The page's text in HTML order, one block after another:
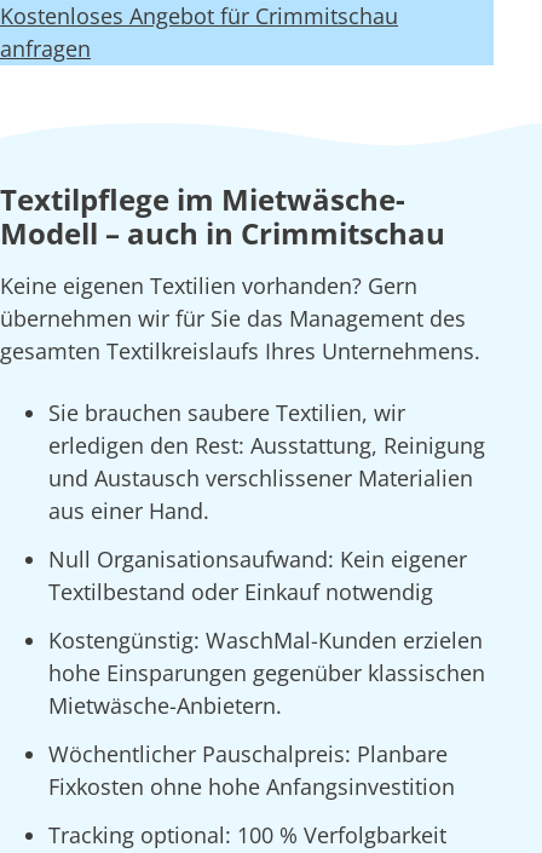
Kostenloses Angebot für Crimmitschau
anfragen
Textilpflege im Mietwäsche-
Modell – auch in Crimmitschau
Keine eigenen Textilien vorhanden? Gern
übernehmen wir für Sie das Management des
gesamten Textilkreislaufs Ihres Unternehmens.
Sie brauchen saubere Textilien, wir
erledigen den Rest: Ausstattung, Reinigung
und Austausch verschlissener Materialien
aus einer Hand.
Null Organisationsaufwand: Kein eigener
Textilbestand oder Einkauf notwendig
Kostengünstig: WaschMal-Kunden erzielen
hohe Einsparungen gegenüber klassischen
Mietwäsche-Anbietern.
Wöchentlicher Pauschalpreis: Planbare
Fixkosten ohne hohe Anfangsinvestition
Tracking optional: 100 % Verfolgbarkeit